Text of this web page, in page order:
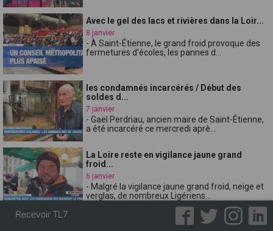
Avec le gel des lacs et rivières dans la Loir...
8 janvier
- À Saint-Étienne, le grand froid provoque des
fermetures d'écoles, les pannes d...
les condamnés incarcérés / Début des
soldes d...
7 janvier
- Gaël Perdriau, ancien maire de Saint-Étienne,
a été incarcéré ce mercredi aprè...
La Loire reste en vigilance jaune grand
froid...
6 janvier
- Malgré la vigilance jaune grand froid, neige et
verglas, de nombreux Ligériens...
Au cur de la fabrication de la meilleure gale...
Recevoir TL7